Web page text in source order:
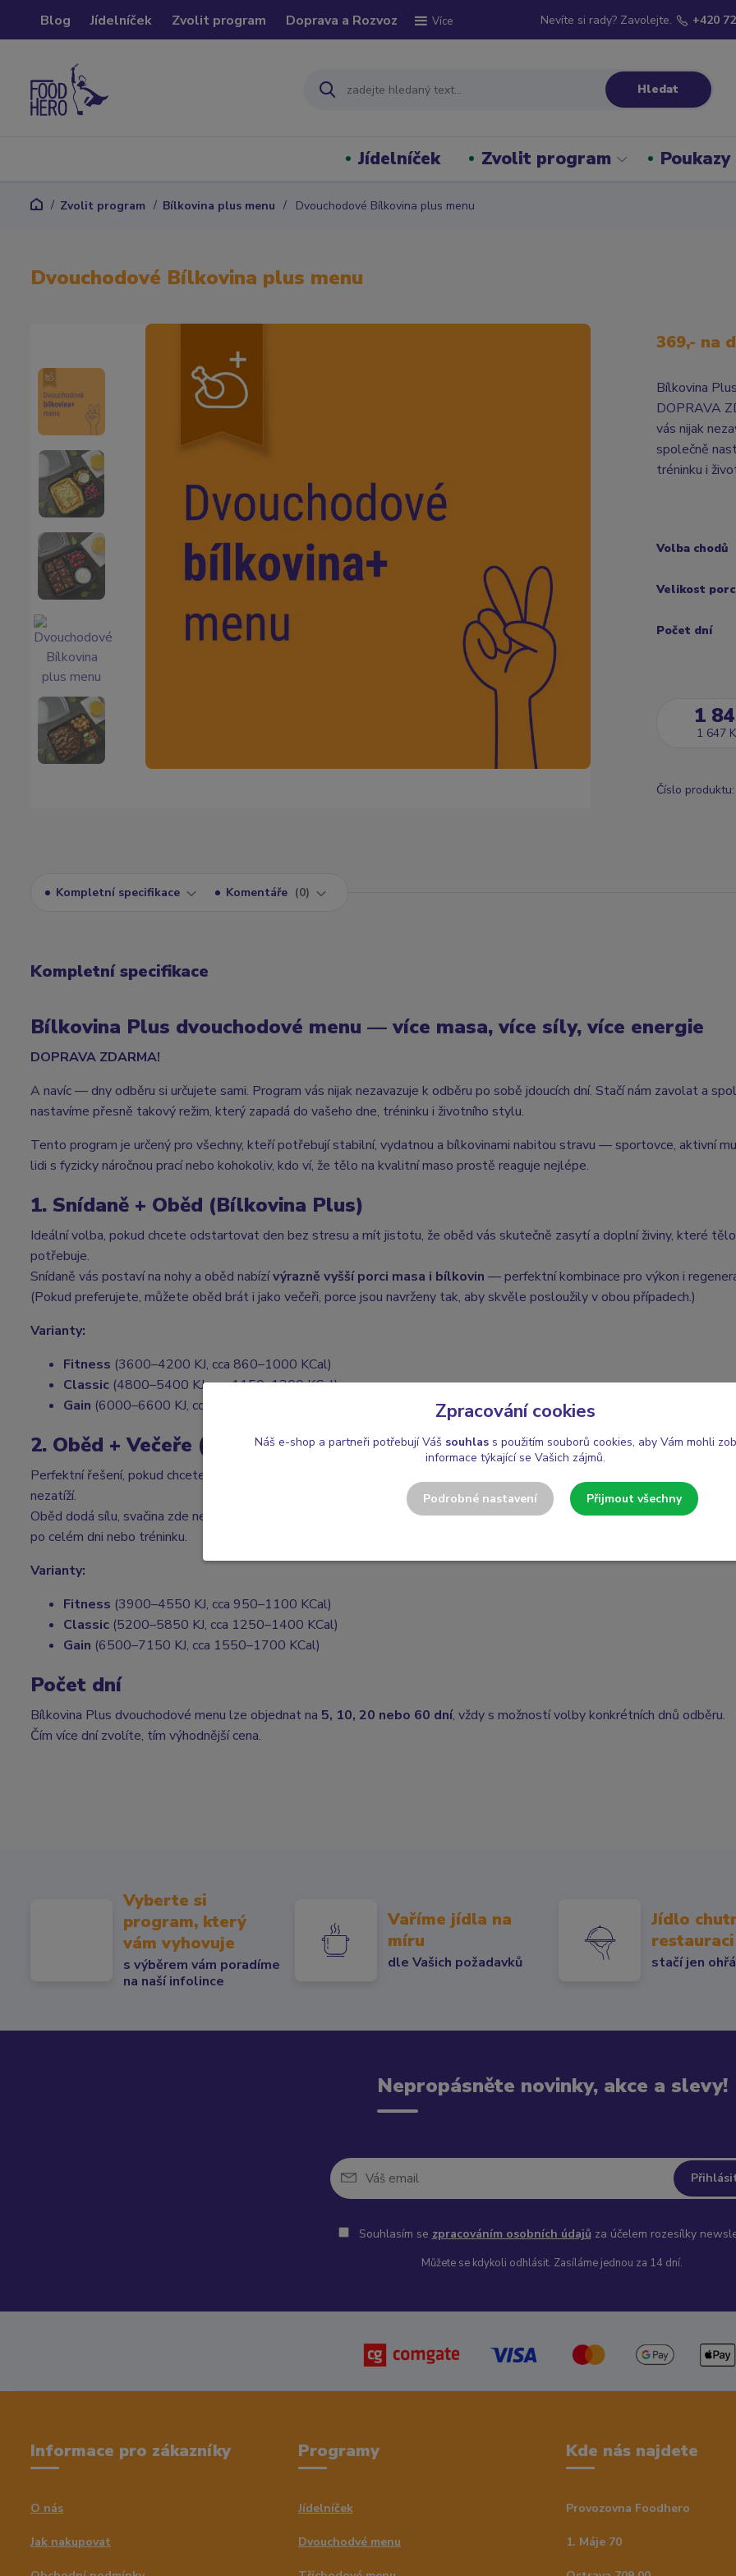
Blog Jídelníček Zvolit program Doprava a Rozvoz Více
Hledat
Nevíte si rady? Zavolejte. +420
Jídelníček Zvolit program Poukazy
Zvolit program Bílkovina plus menu Dvouchodové Bílkovina plus menu
Dvouchodové Bílkovina plus menu
369,- na
Bílkovina
DOPRAVA
vás nijak
společně
tréninku i
Volba chodů
Velikost
Počet dní
1
1 647
Číslo produktu:
Kompletní specifikace Komentáře 0
Kompletní specifikace
Bílkovina Plus dvouchodové menu — více masa, více síly, více energie
DOPRAVA ZDARMA!
A navíc — dny odběru si určujete sami. Program vás nijak nezavazuje k odběru po sobě jdoucích dní. Stačí nám zavolat a
nastavíme přesně takový režim, který zapadá do vašeho dne, tréninku i životního stylu.
Tento program je určený pro všechny, kteří potřebují stabilní, vydatnou a bílkovinami nabitou stravu — sportovce, aktivní
lidi s fyzicky náročnou prací nebo kohokoliv, kdo ví, že tělo na kvalitní maso prostě reaguje nejlépe.
1. Snídaně + Oběd (Bílkovina Plus)
Ideální volba, pokud chcete odstartovat den bez stresu a mít jistotu, že oběd vás skutečně zasytí a doplní živiny, které tělo
potřebuje.
Snídaně vás postaví na nohy a oběd nabízívýrazně vyšší porci masa i bílkovin — perfektní kombinace pro výkon i
(Pokud preferujete, můžete oběd brát i jako večeři, porce jsou navrženy tak, aby skvěle posloužily v obou případech.)
Varianty:
Fitness (3600–4200 KJ, cca 860–1000 KCal)
Classic (4800–5400 KJ, cca 1150–1300 KCal)
Gain (6000–6600 KJ, cca 1450–1600 KCal)
2. Oběd + Večeře (Bílkovina Plus)
Perfektní řešení, pokud chcete mít každý den poctivý masový oběd a večer plnohodnotné jídlo, které vás uspokojí, zasytí a
nezatíží.
Oběd dodá sílu, svačina zde není potřeba — vyšší podíl bílkovin sám o sobě drží energii stabilní — a večeře doplní, co tělo
po celém dni nebo tréninku.
Varianty:
Fitness (3900–4550 KJ, cca 950–1100 KCal)
Classic (5200–5850 KJ, cca 1250–1400 KCal)
Gain (6500–7150 KJ, cca 1550–1700 KCal)
Počet dní
Bílkovina Plus dvouchodové menu lze objednat na 5, 10, 20 nebo 60 dní, vždy s možností volby konkrétních dnů odběru.
Čím více dní zvolíte, tím výhodnější cena.
Vyberte si
program, který
vám vyhovuje
s výběrem vám poradíme
na naší infolince
Vaříme jídla na
míru
dle Vašich požadavků
Jídlo
restauraci
stačí jen
Nepropásněte novinky, akce a slevy!
Souhlasím se zpracováním osobních údajů za účelem rozesílky
Můžete se kdykoli odhlásit. Zasíláme jednou za 14 dní.
Informace pro zákazníky
O nás
Jak nakupovat
Programy
Jídelníček
Dvouchodvé menu
Kde nás najdete
Provozovna Foodhero
1. Máje 70
Zpracování cookies
Náš e-shop a partneři potřebují Váš souhlass použitím souborů cookies, aby Vám mohli
informace týkající se Vašich zájmů.
Podrobné nastavení Přijmout všechny